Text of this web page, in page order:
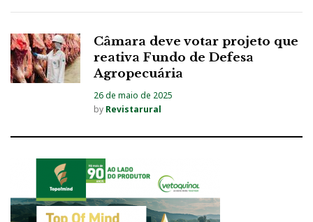
Câmara deve votar projeto que
reativa Fundo de Defesa
Agropecuária
26 de maio de 2025
by Revistarural